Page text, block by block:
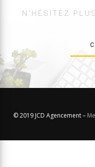
N'HÉSITEZ
© 2019 JCD Agencement –